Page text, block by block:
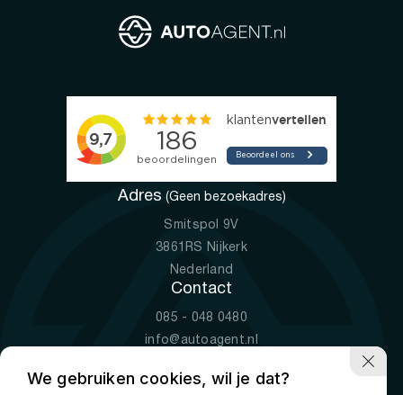
Adres (Geen bezoekadres)
Smitspol 9V
3861RS Nijkerk
Nederland
Contact
085 - 048 0480
info@autoagent.nl
Openingstijden
We gebruiken cookies, wil je dat?